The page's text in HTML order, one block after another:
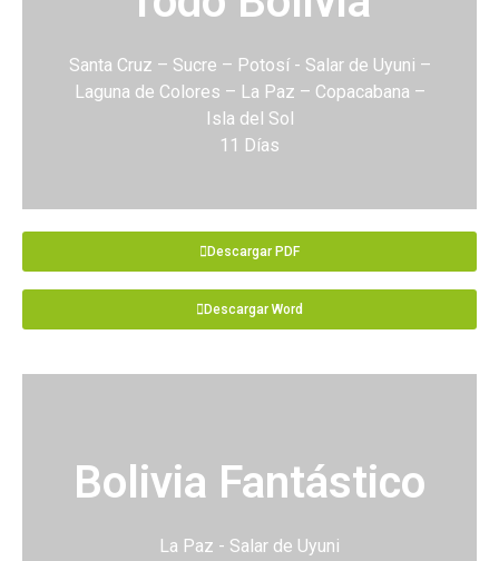
Santa Cruz – Sucre – Potosí - Salar de Uyuni –
Laguna de Colores – La Paz – Copacabana –
Isla del Sol
11 Días
Descargar PDF
Descargar Word
Bolivia Fantástico
La Paz - Salar de Uyuni